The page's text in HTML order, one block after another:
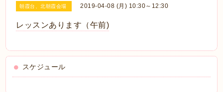
朝霞台、北朝霞会場 2019-04-08 (月) 10:30～12:30
レッスンあります（午前)
スケジュール